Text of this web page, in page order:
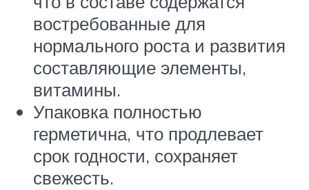
востребованные для
нормального роста и развития
составляющие элементы,
витамины.
Упаковка полностью
герметична, что продлевает
срок годности, сохраняет
свежесть.